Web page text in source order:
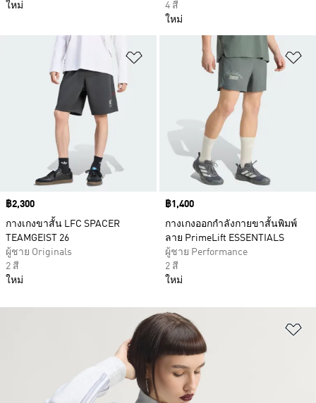
ใหม่
4 สี
ใหม่
เพิ่มไปยังรายการสินค้าโปรด
Price
฿2,300
กางเกงขาสั้น LFC SPACER
TEAMGEIST 26
ผู้ชาย Originals
2 สี
ใหม่
Price
฿1,400
กางเกงออกกำลังกายขาสั้นพิมพ์
ลาย PrimeLift ESSENTIALS
ผู้ชาย Performance
2 สี
ใหม่